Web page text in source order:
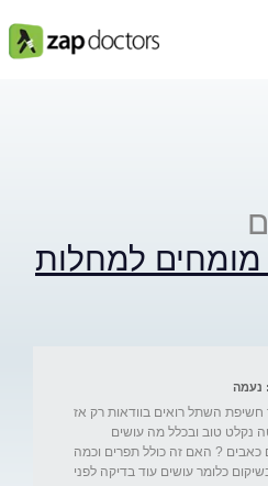
מומחים למחלות
השתל רואים בוודאות רק אז
נקלט טוב ובכלל מה עושים
? האם זה כולל תפרים וכמה
כלומר עושים עוד בדיקה לפני